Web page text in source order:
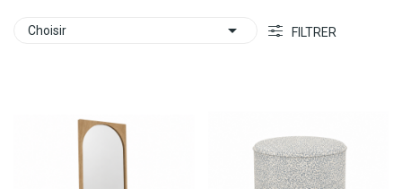
Choisir  FILTRER